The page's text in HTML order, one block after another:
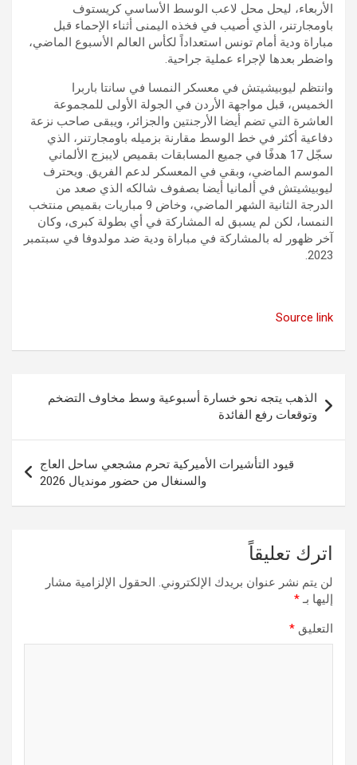
الأربعاء، ليحل محل لاعب الوسط الأساسي كريستوف
باومجارتنر، الذي أصيب في فخذه اليمنى أثناء الإحماء قبل
مباراة ودية أمام تونس استعداداً لكأس العالم الأسبوع الماضي،
واضطر بعدها لإجراء عملية جراحية.
وانتظم ليوبيشيتش في معسكر النمسا في سانتا باربرا
الخميس، قبل مواجهة الأردن في الجولة الأولى للمجموعة
العاشرة التي تضم أيضا الأرجنتين والجزائر، ويبقى صاحب نزعة
دفاعية أكثر في خط الوسط مقارنة بزميله باومجارتنر، الذي
سجّل 17 هدفًا في جميع المسابقات بقميص لايبزج الألماني
الموسم الماضي، وبقي في المعسكر لدعم الفريق. ويحترف
ليوبيشيتش في ألمانيا أيضا بصفوف شالكه الذي صعد من
الدرجة الثانية الشهر الماضي، وخاض 9 مباريات بقميص منتخب
النمسا، لكن لم يسبق له المشاركة في أي بطولة كبرى، وكان
آخر ظهور له بالمشاركة في مباراة ودية ضد مولدوفا في سبتمبر
2023.
Source link
المقالات
الذهب يتجه نحو خسارة أسبوعية وسط مخاوف التضخم
وتوقعات رفع الفائدة
قيود التأشيرات الأميركية تحرم مشجعي ساحل العاج
والسنغال من حضور مونديال 2026
اترك تعليقاً
لن يتم نشر عنوان بريدك الإلكتروني. الحقول الإلزامية مشار
إليها بـ*
التعليق *